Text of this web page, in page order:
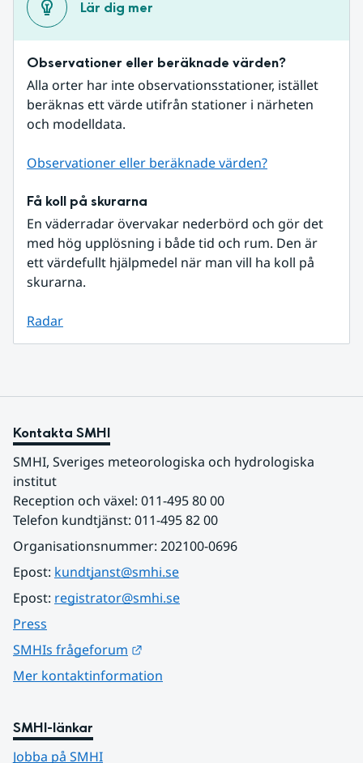
Lär dig mer
Observationer eller beräknade värden?
Alla orter har inte observationsstationer, istället
beräknas ett värde utifrån stationer i närheten
och modelldata.
Observationer eller beräknade värden?
Få koll på skurarna
En väderradar övervakar nederbörd och gör det
med hög upplösning i både tid och rum. Den är
ett värdefullt hjälpmedel när man vill ha koll på
skurarna.
Radar
Kontakta SMHI
SMHI, Sveriges meteorologiska och hydrologiska
institut
Reception och växel: 011-495 80 00
Telefon kundtjänst: 011-495 82 00
Organisationsnummer: 202100-0696
Epost: kundtjanst@smhi.se
Epost: registrator@smhi.se
Press
SMHIs frågeforum
Mer kontaktinformation
SMHI-länkar
Jobba på SMHI